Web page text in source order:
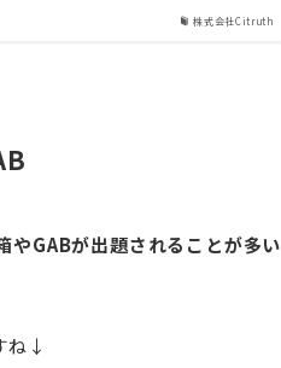
株式会社Citruth
GABが出題されることが多い
ね↓